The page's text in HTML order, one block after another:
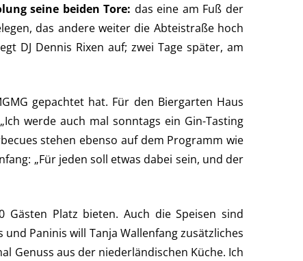
seine beiden Tore: das eine am Fuß der
das andere weiter die Abteistraße hoch
DJ Dennis Rixen auf; zwei Tage später, am
gepachtet hat. Für den Biergarten Haus
werde auch mal sonntags ein Gin-Tasting
stehen ebenso auf dem Programm wie
„Für jeden soll etwas dabei sein, und der
Platz bieten. Auch die Speisen sind
Paninis will Tanja Wallenfang zusätzliches
Genuss aus der niederländischen Küche. Ich